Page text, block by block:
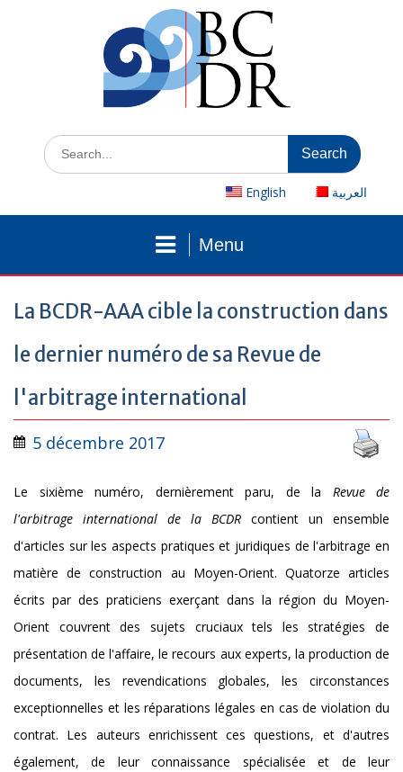
Search
for:
English
العربية
Menu
La BCDR-AAA cible la construction dans
le dernier numéro de sa Revue de
l'arbitrage international
5 décembre 2017
Le sixième numéro, dernièrement paru, de la Revue de
l'arbitrage international de la BCDR contient un ensemble
d'articles sur les aspects pratiques et juridiques de l'arbitrage en
matière de construction au Moyen-Orient. Quatorze articles
écrits par des praticiens exerçant dans la région du Moyen-
Orient couvrent des sujets cruciaux tels les stratégies de
présentation de l'affaire, le recours aux experts, la production de
documents, les revendications globales, les circonstances
exceptionnelles et les réparations légales en cas de violation du
contrat. Les auteurs enrichissent ces questions, et d'autres
également, de leur connaissance spécialisée et de leur